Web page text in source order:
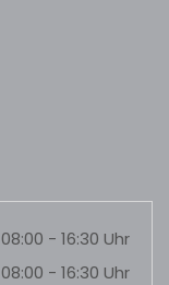
08:00 - 16:30 Uhr
08:00 - 16:30 Uhr